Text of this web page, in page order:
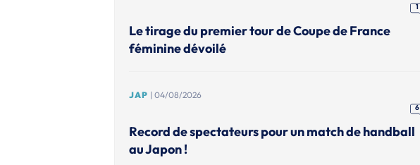
1
Le tirage du premier tour de Coupe de France
féminine dévoilé
JAP | 04/08/2026
6
Record de spectateurs pour un match de handball
au Japon !